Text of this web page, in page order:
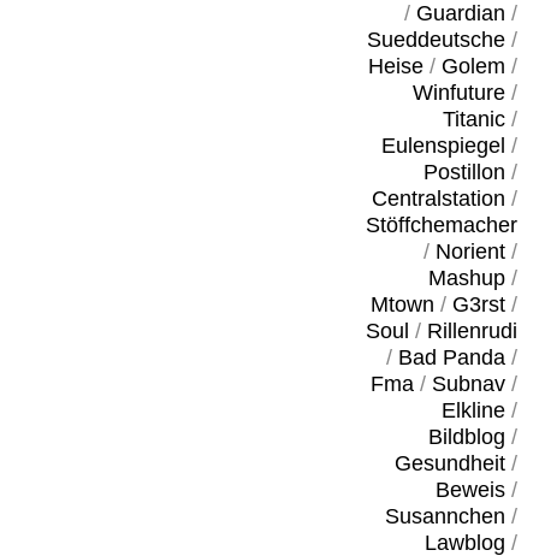
/ Guardian /
Sueddeutsche/
Heise/ Golem /
Winfuture/
Titanic/
Eulenspiegel /
Postillon /
Centralstation /
Stöffchemacher
/ Norient/
Mashup/
Mtown / G3rst/
Soul / Rillenrudi
/ Bad Panda/
Fma/ Subnav/
Elkline/
Bildblog /
Gesundheit/
Beweis/
Susannchen /
Lawblog /